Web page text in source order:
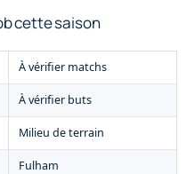
cette saison
À vérifier matchs
À vérifier buts
Milieu de terrain
Fulham